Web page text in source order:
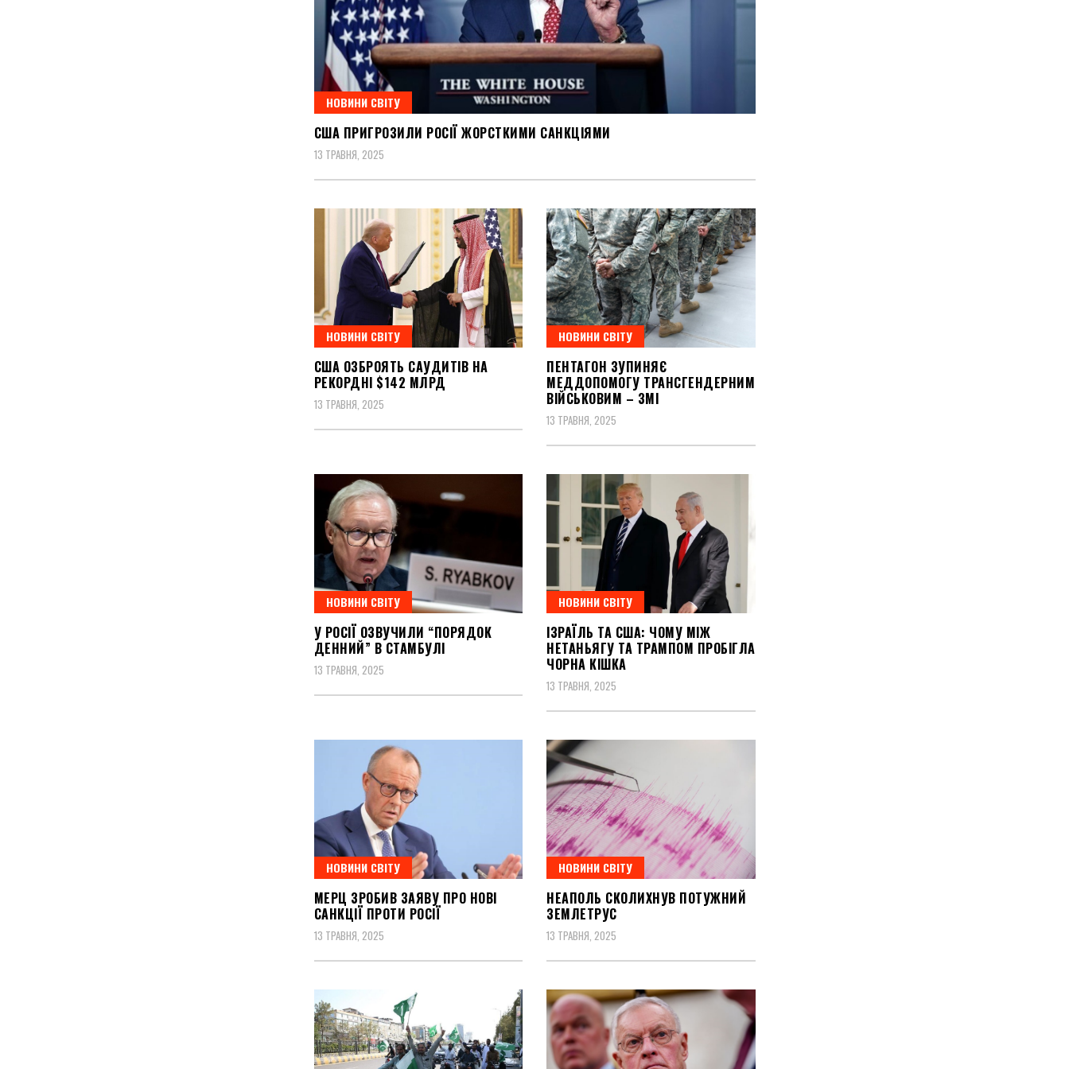
НОВИНИ СВІТУ
США ПРИГРОЗИЛИ РОСІЇ ЖОРСТКИМИ САНКЦІЯМИ
13 ТРАВНЯ, 2025
НОВИНИ СВІТУ
США ОЗБРОЯТЬ САУДИТІВ НА
РЕКОРДНІ $142 МЛРД
13 ТРАВНЯ, 2025
НОВИНИ СВІТУ
ПЕНТАГОН ЗУПИНЯЄ
МЕДДОПОМОГУ ТРАНСГЕНДЕРНИМ
ВІЙСЬКОВИМ – ЗМІ
13 ТРАВНЯ, 2025
НОВИНИ СВІТУ
У РОСІЇ ОЗВУЧИЛИ “ПОРЯДОК
ДЕННИЙ” В СТАМБУЛІ
13 ТРАВНЯ, 2025
НОВИНИ СВІТУ
ІЗРАЇЛЬ ТА США: ЧОМУ МІЖ
НЕТАНЬЯГУ ТА ТРАМПОМ ПРОБІГЛА
ЧОРНА КІШКА
13 ТРАВНЯ, 2025
НОВИНИ СВІТУ
МЕРЦ ЗРОБИВ ЗАЯВУ ПРО НОВІ
САНКЦІЇ ПРОТИ РОСІЇ
13 ТРАВНЯ, 2025
НОВИНИ СВІТУ
НЕАПОЛЬ СКОЛИХНУВ ПОТУЖНИЙ
ЗЕМЛЕТРУС
13 ТРАВНЯ, 2025